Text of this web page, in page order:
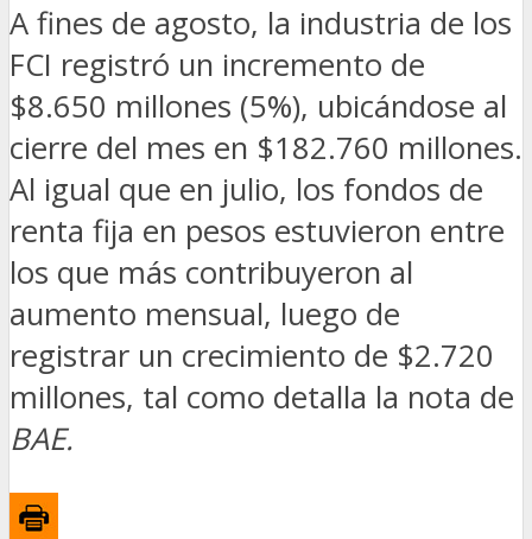
A fines de agosto, la industria de los
FCI registró un incremento de
$8.650 millones (5%), ubicándose al
cierre del mes en $182.760 millones.
Al igual que en julio, los fondos de
renta fija en pesos estuvieron entre
los que más contribuyeron al
aumento mensual, luego de
registrar un crecimiento de $2.720
millones, tal como detalla la nota de
BAE.